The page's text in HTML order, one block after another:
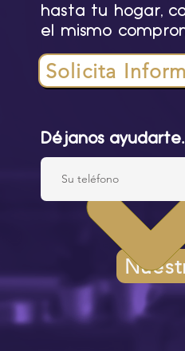
hasta tu hogar,
el mismo
Déjanos ayudarte.
Solicita